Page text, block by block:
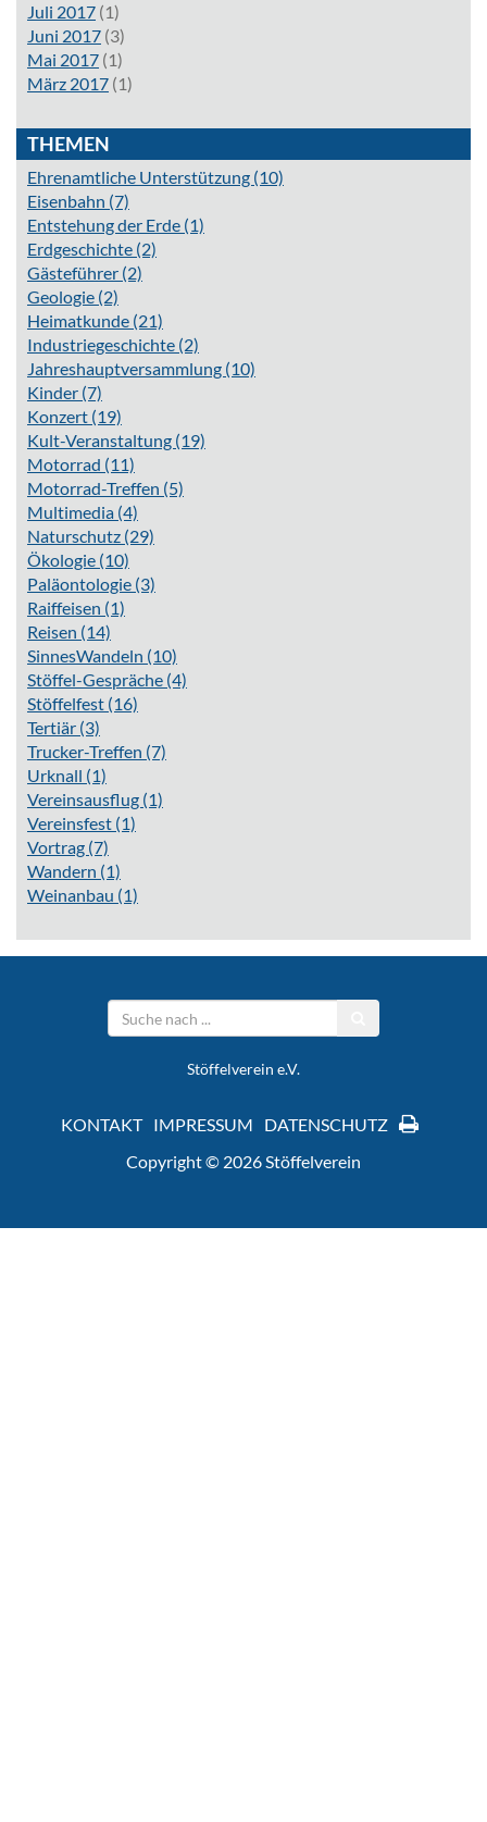
Juli 2017 (1)
Juni 2017 (3)
Mai 2017 (1)
März 2017 (1)
THEMEN
Ehrenamtliche Unterstützung (10)
Eisenbahn (7)
Entstehung der Erde (1)
Erdgeschichte (2)
Gästeführer (2)
Geologie (2)
Heimatkunde (21)
Industriegeschichte (2)
Jahreshauptversammlung (10)
Kinder (7)
Konzert (19)
Kult-Veranstaltung (19)
Motorrad (11)
Motorrad-Treffen (5)
Multimedia (4)
Naturschutz (29)
Ökologie (10)
Paläontologie (3)
Raiffeisen (1)
Reisen (14)
SinnesWandeln (10)
Stöffel-Gespräche (4)
Stöffelfest (16)
Tertiär (3)
Trucker-Treffen (7)
Urknall (1)
Vereinsausflug (1)
Vereinsfest (1)
Vortrag (7)
Wandern (1)
Weinanbau (1)
Stöffelverein e.V.
KONTAKT IMPRESSUM
DATENSCHUTZ
Copyright © 2026 Stöffelverein